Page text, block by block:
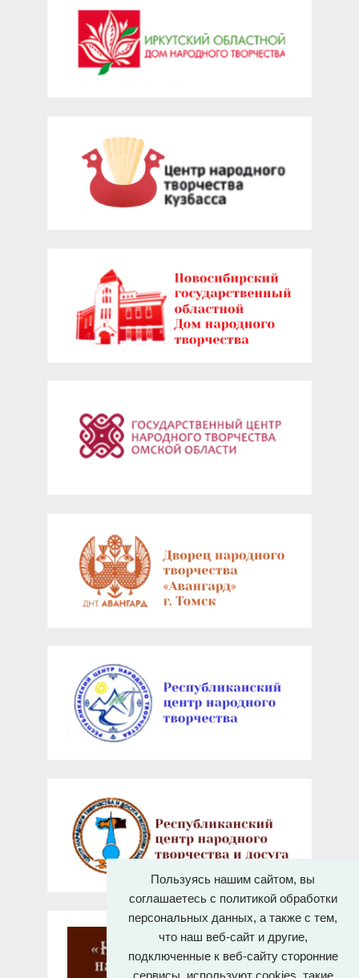
Пользуясь нашим сайтом, вы
соглашаетесь с политикой обработки
персональных данных, а также с тем,
что наш веб-сайт и другие,
подключенные к веб-сайту сторонние